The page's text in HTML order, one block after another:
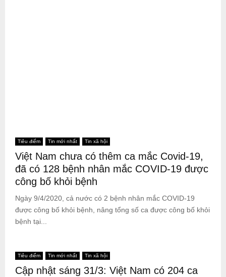
Tiêu điểm Tin mới nhất Tin xã hội
Việt Nam chưa có thêm ca mắc Covid-19,
đã có 128 bệnh nhân mắc COVID-19 được
công bố khỏi bệnh
Ngày 9/4/2020, cả nước có 2 bệnh nhân mắc COVID-19
được công bố khỏi bệnh, nâng tổng số ca được công bố khỏi
bệnh tại...
Tiêu điểm Tin mới nhất Tin xã hội
Cập nhật sáng 31/3: Việt Nam có 204 ca